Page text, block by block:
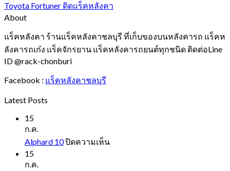
Toyota Fortuner ติดแร็คหลังคา
About
แร็คหลังคา ร้านแร็คหลังคาชลบุรี ที่เก็บของบนหลังคารถ แร็คห
ลังคารถเก๋ง แร็คจักรยาน แร็คหลังคารถยนต์ทุกชนิด ติดต่อLine
ID @rack-chonburi
Facebook : แร็คหลังคาชลบุรี
Latest Posts
15
ก.ค.
Alphard 10ปิดความเห็นบน
15
ก.ค.